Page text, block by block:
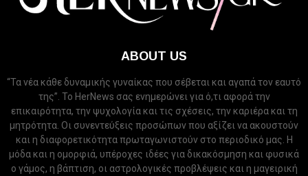
ABOUT US
“Τα νέα κάθε δυναμικής γυναίκας που σέβεται και αγαπά τον εαυτό
της”. Το HerNews σας ενημερώνει για ό,τι αφορά την
επικαιρότητα, την ψυχολογία και τις σχέσεις, την καριέρα και τη
μητρότητα. Οι συνεντεύξεις προσώπων που αξίζει να ακουστούν
και η διαφορετικότητα πρωταγωνιστούν στο περιοδικό μας. Η
μόδα και η ομορφιά, υπέροχες ιδέες για δικακόσμηση και φυσικά
ο γάμος, η βάπτιση, οι αστρολογικές προβλέψεις και η μαγειρική